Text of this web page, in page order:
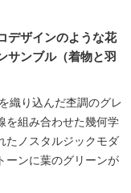
デザインのような花
サンブル（着物と羽
織り込んだ杢調のグレ
を組み合わせた幾何学
たノスタルジックモダ
ーンに葉のグリーンが